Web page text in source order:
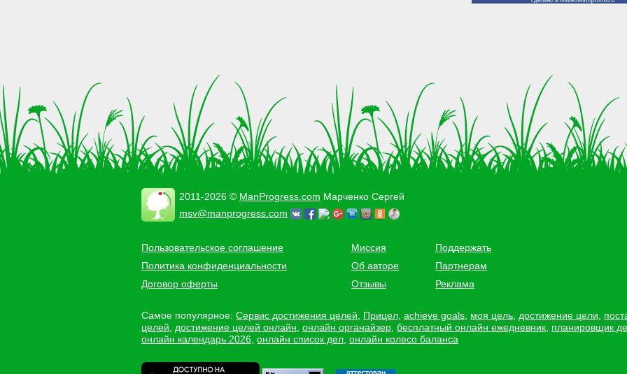
2011-2026 © ManProgress.com Марченко Сергей
msv@manprogress.com
Пользовательское соглашение
Политика конфиденциальности
Договор оферты
Миссия
Об авторе
Отзывы
Поддержать
Партнерам
Реклама
Самое популярное: Сервис достижения целей Прицел achieve goals моя цель достижение цели
целей
достижение целей онлайн онлайн органайзер бесплатный онлайн ежедневник планировщик
онлайн календарь 2026 онлайн список дел онлайн колесо баланса